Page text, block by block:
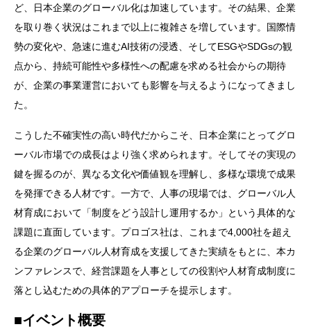
ど、日本企業のグローバル化は加速しています。その結果、企業
を取り巻く状況はこれまで以上に複雑さを増しています。国際情
勢の変化や、急速に進むAI技術の浸透、そしてESGやSDGsの観
点から、持続可能性や多様性への配慮を求める社会からの期待
が、企業の事業運営においても影響を与えるようになってきまし
た。
こうした不確実性の高い時代だからこそ、日本企業にとってグロ
ーバル市場での成長はより強く求められます。そしてその実現の
鍵を握るのが、異なる文化や価値観を理解し、多様な環境で成果
を発揮できる人材です。一方で、人事の現場では、グローバル人
材育成において「制度をどう設計し運用するか」という具体的な
課題に直面しています。プロゴス社は、これまで4,000社を超え
る企業のグローバル人材育成を支援してきた実績をもとに、本カ
ンファレンスで、経営課題を人事としての役割や人材育成制度に
落とし込むための具体的アプローチを提示します。
■イベント概要